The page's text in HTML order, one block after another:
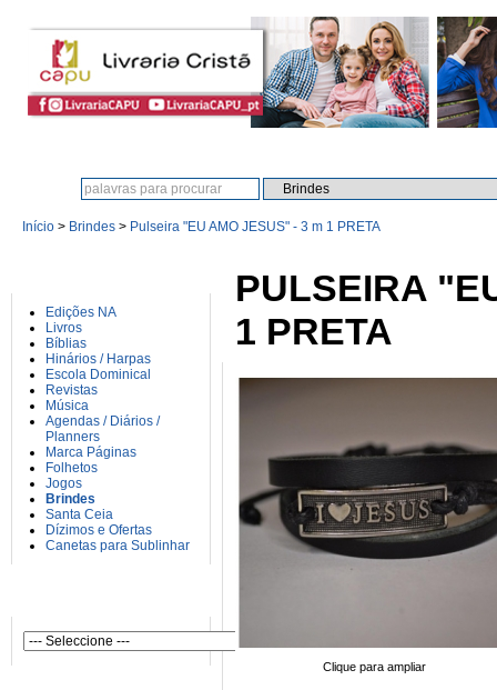
Início > Brindes > Pulseira "EU AMO JESUS" - 3 m 1 PRETA
Edições NA
Livros
Bíblias
Hinários / Harpas
Escola Dominical
Revistas
Música
Agendas / Diários /
Planners
Marca Páginas
Folhetos
Jogos
Brindes
Santa Ceia
Dízimos e Ofertas
Canetas para Sublinhar
PULSEIRA
1 PRETA
Clique para ampliar